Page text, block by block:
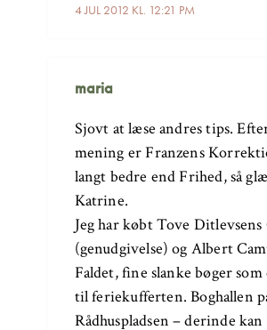
4 JUL 2012 KL. 12:21 PM
maria
Sjovt at læse andres tips.
mening er Franzens
langt bedre end Frihed, så
Katrine.
Jeg har købt Tove
(genudgivelse) og Albert
Faldet, fine slanke bøger
til feriekufferten. Boghallen
Rådhuspladsen – derinde kan